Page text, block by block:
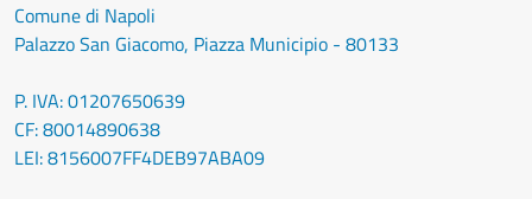
Comune di Napoli
Palazzo San Giacomo, Piazza Municipio - 80133
P. IVA: 01207650639
CF: 80014890638
LEI: 8156007FF4DEB97ABA09